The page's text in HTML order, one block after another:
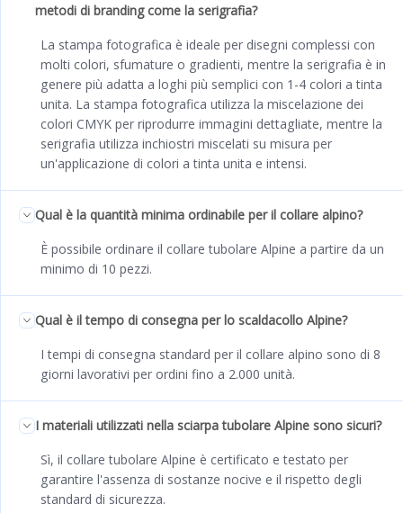
metodi di branding come la serigrafia?
La stampa fotografica è ideale per disegni complessi con
molti colori, sfumature o gradienti, mentre la serigrafia è in
genere più adatta a loghi più semplici con 1-4 colori a tinta
unita. La stampa fotografica utilizza la miscelazione dei
colori CMYK per riprodurre immagini dettagliate, mentre la
serigrafia utilizza inchiostri miscelati su misura per
un'applicazione di colori a tinta unita e intensi.
Qual è la quantità minima ordinabile per il collare alpino?
È possibile ordinare il collare tubolare Alpine a partire da un
minimo di 10 pezzi.
Qual è il tempo di consegna per lo scaldacollo Alpine?
I tempi di consegna standard per il collare alpino sono di 8
giorni lavorativi per ordini fino a 2.000 unità.
I materiali utilizzati nella sciarpa tubolare Alpine sono sicuri?
Sì, il collare tubolare Alpine è certificato e testato per
garantire l'assenza di sostanze nocive e il rispetto degli
standard di sicurezza.